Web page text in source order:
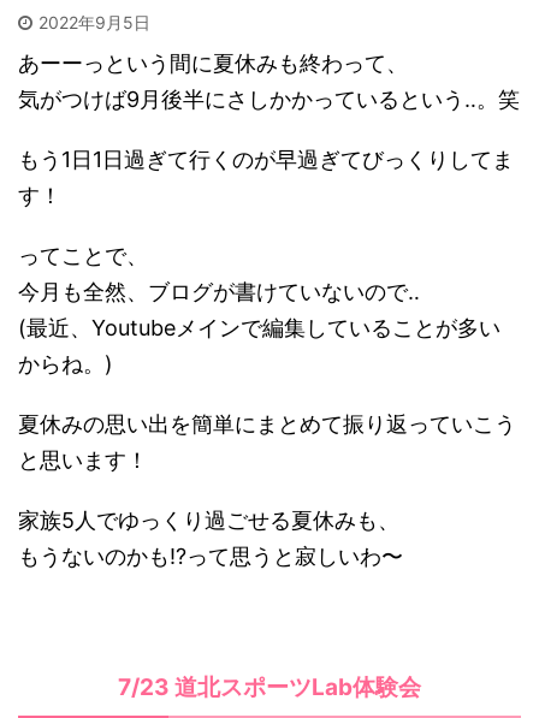
2022年9月5日
あーーっという間に夏休みも終わって、
気がつけば9月後半にさしかかっているという‥。笑
もう1日1日過ぎて行くのが早過ぎてびっくりしてま
す！
ってことで、
今月も全然、ブログが書けていないので‥
(最近、Youtubeメインで編集していることが多い
からね。)
夏休みの思い出を簡単にまとめて振り返っていこう
と思います！
家族5人でゆっくり過ごせる夏休みも、
もうないのかも!?って思うと寂しいわ〜
7/23 道北スポーツLab体験会